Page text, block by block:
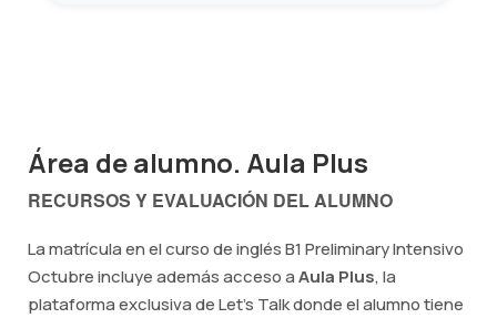
Área de alumno. Aula Plus
RECURSOS Y EVALUACIÓN DEL ALUMNO
La matrícula en el curso de inglés B1 Preliminary Intensivo
Octubre incluye además acceso aAula Plus, la
plataforma exclusiva de Let's Talk donde el alumno tiene